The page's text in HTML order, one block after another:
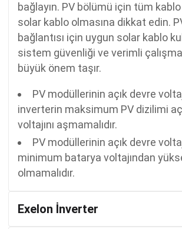
bağlayın. PV bölümü için tüm
solar kablo olmasına dikkat edin.
bağlantısı için uygun solar kablo
sistem güvenliği ve verimli çalışma
büyük önem taşır.
PV modüllerinin açık devre
inverterin maksimum PV dizilimi
voltajını aşmamalıdır.
PV modüllerinin açık devre
minimum batarya voltajından
olmamalıdır.
Exelon İnverter